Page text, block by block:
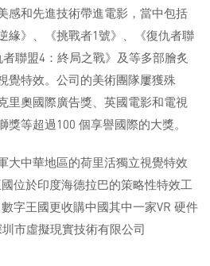
感和先進技術帶進電影，當中包括
緣》、《挑戰者1號》、《復仇者聯
聯盟4：終局之戰》及等多部膾炙
覺特效。公司的美術團隊屢獲殊
里奧國際廣告獎、英國電影和電視
等超過100 個享譽國際的大獎。
大中華地區的荷里活獨立視覺特效
位於印度海德拉巴的策略性特效工
字王國更收購中國其中一家VR 硬件
市虛擬現實技術有限公司